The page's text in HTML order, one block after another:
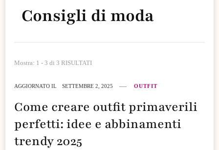
Consigli di moda
Mostra: 1 - 3 di 3 RISULTATI
AGGIORNATO IL SETTEMBRE 2, 2025 OUTFIT
Come creare outfit primaverili
perfetti: idee e abbinamenti
trendy 2025